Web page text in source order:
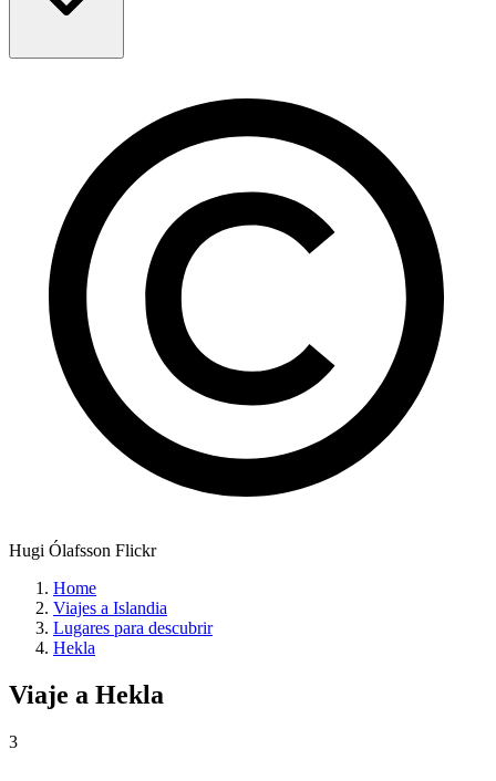
Hugi Ólafsson Flickr
Home
Viajes a Islandia
Lugares para descubrir
Hekla
Viaje a Hekla
3